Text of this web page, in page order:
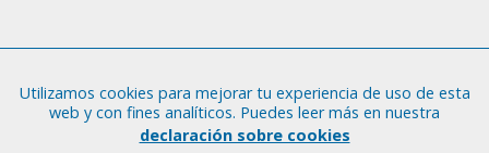
Tfno.: +34 928 452 771 / 452 787
Fax: +34 928 451 701
Utilizamos cookies para mejorar tu experiencia de uso de esta
web y con fines analíticos. Puedes leer más en nuestra
declaración sobre cookies